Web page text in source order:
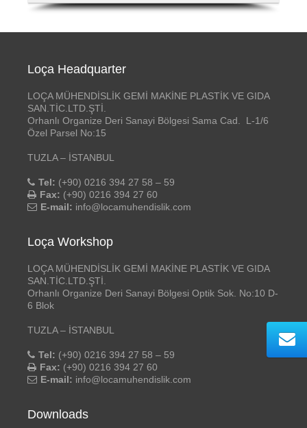
Loça Headquarter
LOÇA MÜHENDİSLİK GEMİ MAKİNE PLASTİK VE GIDA
SAN.TİC.LTD.ŞTİ.
Orhanlı Organize Deri Sanayi Bölgesi Sama Cad. L-1/6
Özel Parsel No:15
TUZLA – İSTANBUL
Tel: (+90) 0216 394 27 58 – 59
Fax: (+90) 0216 394 27 60
E-mail: info@locamuhendislik.com
Loça Workshop
LOÇA MÜHENDİSLİK GEMİ MAKİNE PLASTİK VE GIDA
SAN.TİC.LTD.ŞTİ.
Orhanlı Organize Deri Sanayi Bölgesi Optik Sok. No:10 D-
6 Blok
TUZLA – İSTANBUL
Tel: (+90) 0216 394 27 58 – 59
Fax: (+90) 0216 394 27 60
E-mail: info@locamuhendislik.com
Downloads